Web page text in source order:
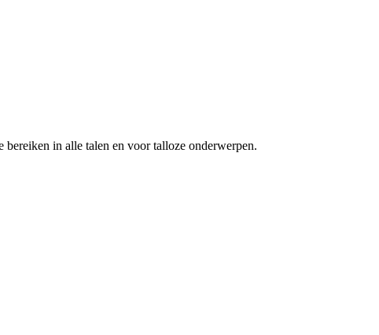
bereiken in alle talen en voor talloze onderwerpen.